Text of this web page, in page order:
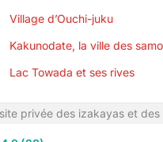
Village d’Ouchi-juku
Kakunodate, la ville des
Lac Towada et ses rives